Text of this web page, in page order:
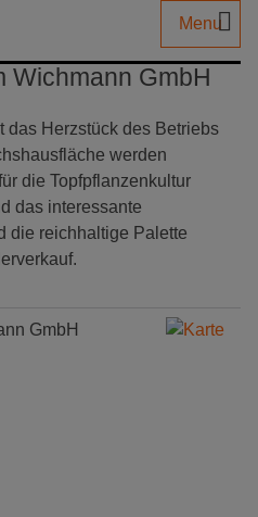
Menu
Wichmann GmbH
das Herzstück des Betriebs
werden
die Topfpflanzenkultur
das interessante
die reichhaltige Palette
GmbH